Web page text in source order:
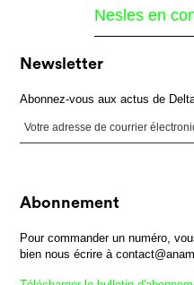
Nesles en
Newsletter
Abonnez-vous aux actus de
Abonnement
Pour commander un numéro,
bien nous écrire à